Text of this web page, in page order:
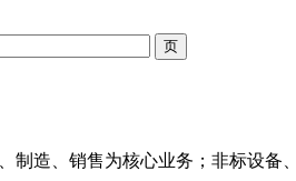
制造、销售为核心业务；非标设